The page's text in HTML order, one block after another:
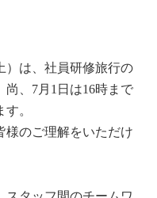
）は、社員研修旅行の
、7月1日は16時まで
。
様のご理解をいただけ